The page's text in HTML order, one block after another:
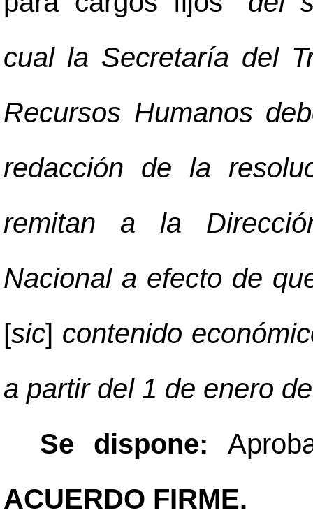
cual la Secretaría del
Recursos Humanos
redacción de la
remitan a la
Nacional a efecto de
[sic] contenido
a partir del 1 de enero
Se dispone:
ACUERDO FIRME.